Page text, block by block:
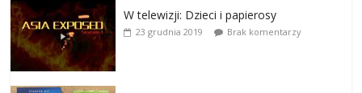
W telewizji: Dzieci i papierosy
23 grudnia 2019 Brak komentarzy